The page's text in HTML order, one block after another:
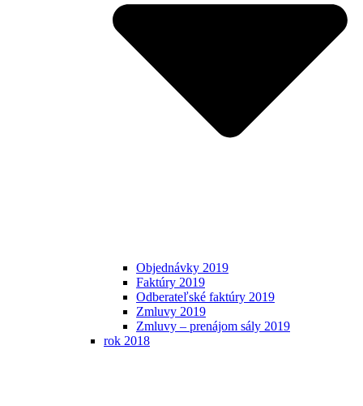
Objednávky 2019
Faktúry 2019
Odberateľské faktúry 2019
Zmluvy 2019
Zmluvy – prenájom sály 2019
rok 2018